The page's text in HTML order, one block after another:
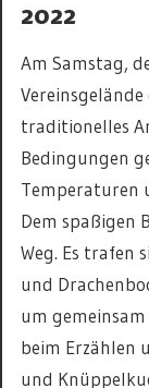
2022
Am Samstag,
Vereinsgelände
traditionelles
Bedingungen
Temperaturen
Dem spaßigen
Weg. Es trafen
und
um
beim Erzählen
und